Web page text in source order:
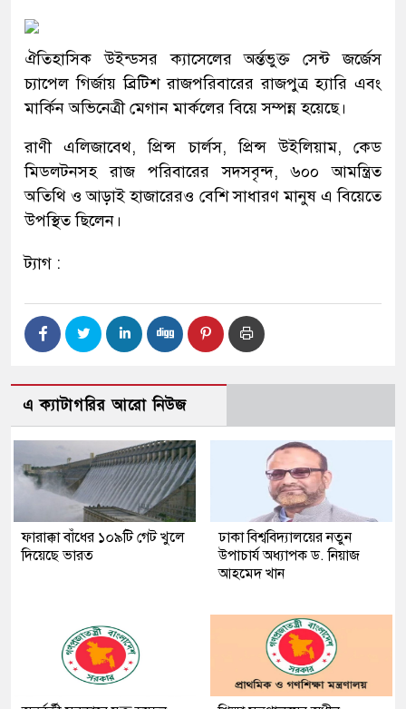
ঐতিহাসিক উইন্ডসর ক্যাসেলের অর্ন্তভুক্ত সেন্ট জর্জেস
চ্যাপেল গির্জায় ব্রিটিশ রাজপরিবারের রাজপুত্র হ্যারি এবং
মার্কিন অভিনেত্রী মেগান মার্কলের বিয়ে সম্পন্ন হয়েছে।
রাণী এলিজাবেথ, প্রিন্স চার্লস, প্রিন্স উইলিয়াম, কেড
মিডলটনসহ রাজ পরিবারের সদসবৃন্দ, ৬০০ আমন্ত্রিত
অতিথি ও আড়াই হাজারেরও বেশি সাধারণ মানুষ এ বিয়েতে
উপস্থিত ছিলেন।
ট্যাগ :
এ ক্যাটাগরির আরো নিউজ
ফারাক্কা বাঁধের ১০৯টি গেট খুলে
দিয়েছে ভারত
ঢাকা বিশ্ববিদ্যালয়ের নতুন
উপাচার্য অধ্যাপক ড. নিয়াজ
আহমেদ খান